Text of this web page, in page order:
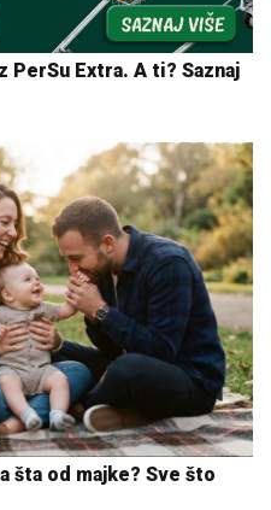
PerSu Extra. A ti? Saznaj
šta od majke? Sve što